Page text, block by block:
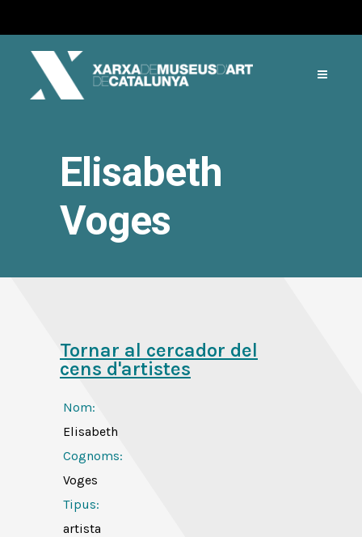
Elisabeth
Voges
Tornar al cercador del
cens d'artistes
Nom:
Elisabeth
Cognoms:
Voges
Tipus:
artista